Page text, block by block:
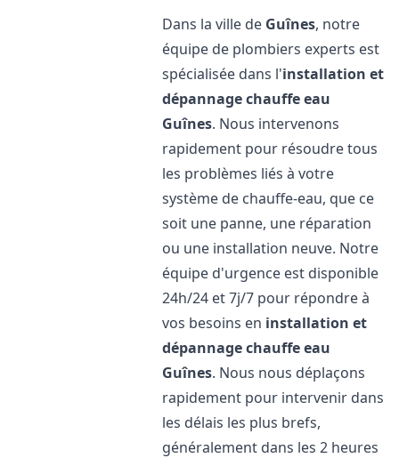
Dans la ville de Guînes, notre
équipe de plombiers experts est
spécialisée dans l'installation et
dépannage chauffe eau
Guînes. Nous intervenons
rapidement pour résoudre tous
les problèmes liés à votre
système de chauffe-eau, que ce
soit une panne, une réparation
ou une installation neuve. Notre
équipe d'urgence est disponible
24h/24 et 7j/7 pour répondre à
vos besoins en installation et
dépannage chauffe eau
Guînes. Nous nous déplaçons
rapidement pour intervenir dans
les délais les plus brefs,
généralement dans les 2 heures